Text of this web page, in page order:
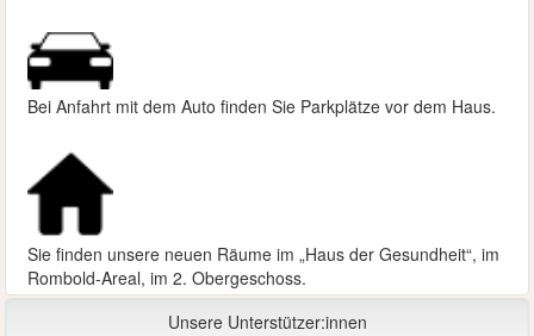
Bei Anfahrt mit dem Auto finden Sie Parkplätze vor dem Haus.
Sie finden unsere neuen Räume im „Haus der Gesundheit“, im
Rombold-Areal, im 2. Obergeschoss.
Unsere Unterstützer:innen